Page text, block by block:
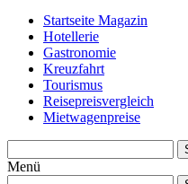
Startseite Magazin
Hotellerie
Gastronomie
Kreuzfahrt
Tourismus
Reisepreisvergleich
Mietwagenpreise
Menü